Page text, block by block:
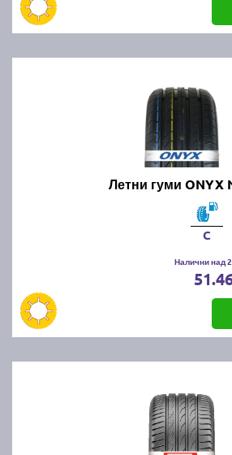
Летни гуми ONYX
C
Налични над